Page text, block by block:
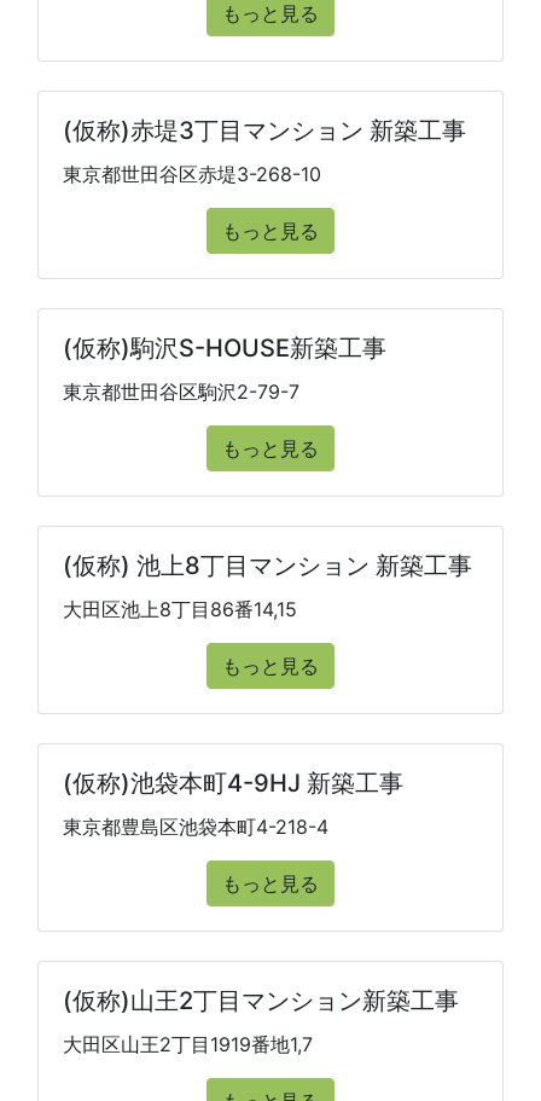
もっと見る
(仮称)赤堤3丁目マンション 新築工事
東京都世田谷区赤堤3-268-10
もっと見る
(仮称)駒沢S-HOUSE新築工事
東京都世田谷区駒沢2-79-7
もっと見る
(仮称) 池上8丁目マンション 新築工事
大田区池上8丁目86番14,15
もっと見る
(仮称)池袋本町4-9HJ 新築工事
東京都豊島区池袋本町4-218-4
もっと見る
(仮称)山王2丁目マンション新築工事
大田区山王2丁目1919番地1,7